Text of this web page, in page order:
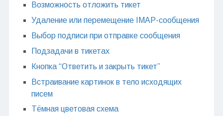
Возможность отложить тикет
Удаление или перемещение IMAP-сообщения
Выбор подписи при отправке сообщения
Подзадачи в тикетах
Кнопка “Ответить и закрыть тикет”
Встраивание картинок в тело исходящих
писем
Тёмная цветовая схема